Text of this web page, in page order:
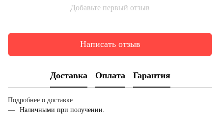
Добавьте первый отзыв
Написать отзыв
Доставка Оплата Гарантия
Подробнее о доставке
Наличными при получении.